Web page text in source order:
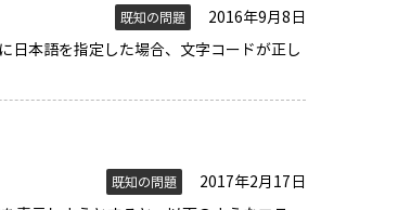
既知の問題
2016年9月8日
本語を指定した場合、文字コードが正し
既知の問題
2017年2月17日